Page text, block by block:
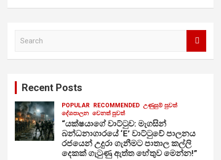
Recent Posts
POPULAR RECOMMENDED උණුසුම් පුවත්
දේශපාලන වෙනත් පුවත්
“යක්ෂයාගේ වාට්ටුව: මැගසින්
බන්ධනාගාරයේ ‘E’ වාට්ටුවේ පාලනය
රජයෙන් උදුරා ගැනීමට පාතාල කල්ලි
දෙකක් ගැටුණු ඇත්ත හේතුව මෙන්න!”